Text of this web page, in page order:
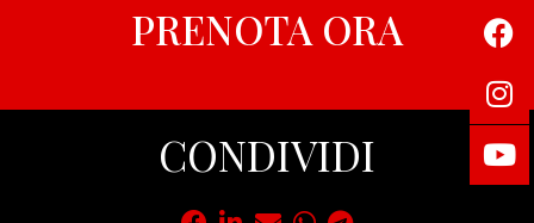
PRENOTA ORA
CONDIVIDI